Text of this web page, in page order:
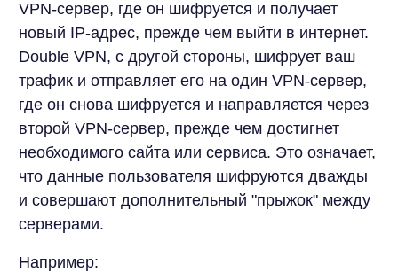
VPN-сервер, где он шифруется и получает
новый IP-адрес, прежде чем выйти в интернет.
Double VPN, с другой стороны, шифрует ваш
трафик и отправляет его на один VPN-сервер,
где он снова шифруется и направляется через
второй VPN-сервер, прежде чем достигнет
необходимого сайта или сервиса. Это означает,
что данные пользователя шифруются дважды
и совершают дополнительный "прыжок" между
серверами.
Например: